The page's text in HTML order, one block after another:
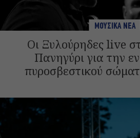
ΜΟΥΣΙΚΑ ΝΕΑ
Οι Ξυλούρηδες live
Πανηγύρι για την
πυροσβεστικού